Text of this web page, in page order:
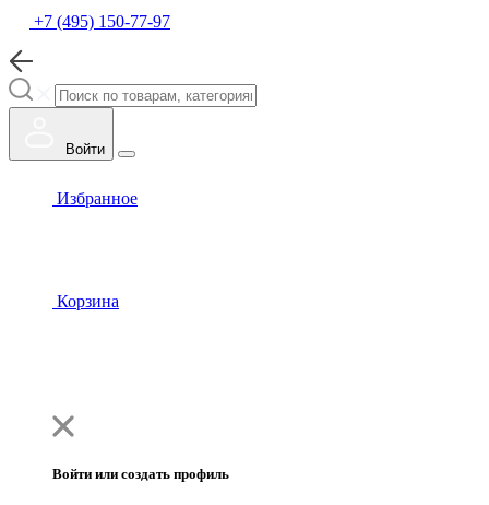
+7 (495) 150-77-97
Войти
Избранное
Корзина
Войти или создать профиль